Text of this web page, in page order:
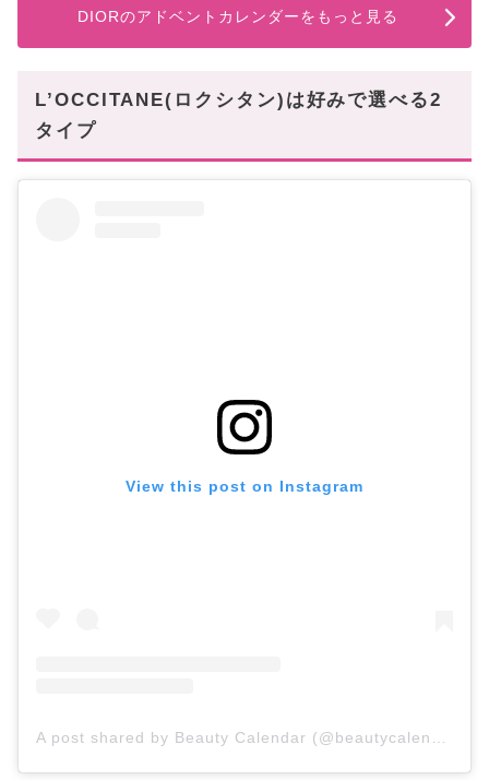
DIORのアドベントカレンダーをもっと見る
L’OCCITANE(ロクシタン)は好みで選べる2
タイプ
View this post on Instagram
A post shared by Beauty Calendar (@beautycalendars)